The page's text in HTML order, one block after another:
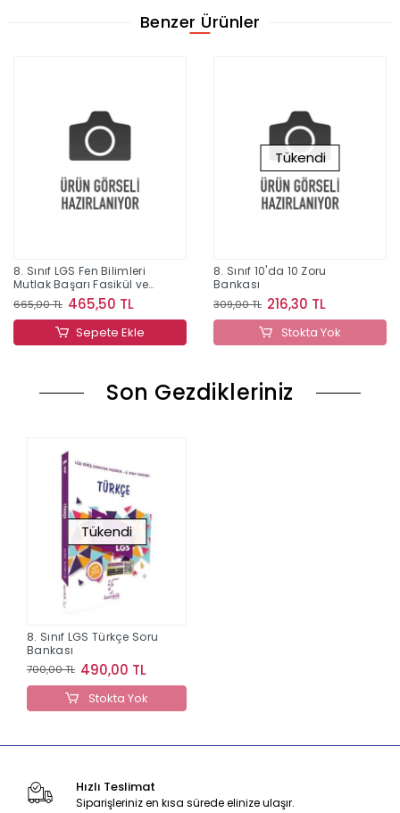
Benzer Ürünler
8. Sınıf LGS Fen Bilimleri
Mutlak Başarı Fasikül ve
Soru Bankası
665,00 TL 465,50 TL
Sepete Ekle
Tükendi
8. Sınıf 10'da 10 Zoru
Bankası
309,00 TL 216,30 TL
Stokta Yok
Son Gezdikleriniz
Tükendi
8. Sınıf LGS Türkçe Soru
Bankası
700,00 TL 490,00 TL
Stokta Yok
Hızlı Teslimat
Siparişleriniz en kısa sürede elinize ulaşır.